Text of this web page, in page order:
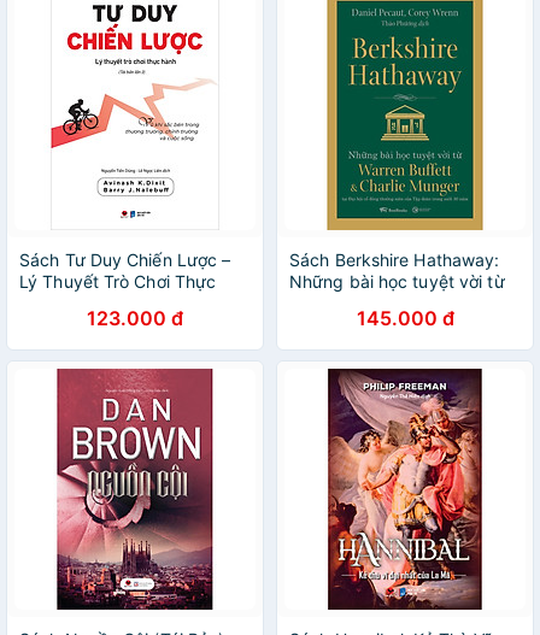
Sách Tư Duy Chiến Lược –
Lý Thuyết Trò Chơi Thực
123.000 đ
Sách Berkshire Hathaway:
Những bài học tuyệt vời từ
Munger tại Đại hội cổ đông
thường niên của Tập đoàn
trong suốt 30 năm (Tái Bản)
145.000 đ